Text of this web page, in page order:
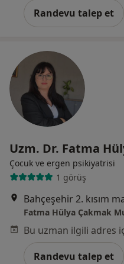
Randevu talep et
Uzm. Dr. Fatma
Çocuk ve ergen psikiyatrisi
1 görüş
Fatma Hülya Çakmak
Randevu talep et